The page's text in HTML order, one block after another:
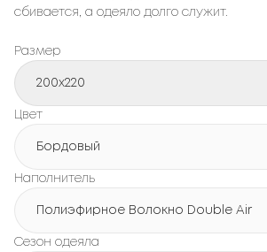
сбивается, а одеяло долго служит.
Размер
200x220
Цвет
Бордовый
Наполнитель
Полиэфирное Волокно Double Air
Сезон одеяла